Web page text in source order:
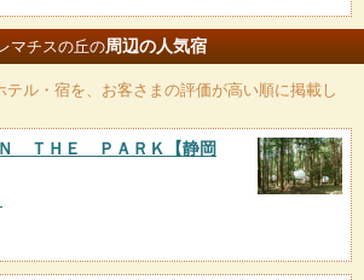
マチスの丘の周辺の人気宿
テル・宿を、お客さまの評価が高い順に掲載し
ＴＨＥ ＰＡＲＫ
【静岡